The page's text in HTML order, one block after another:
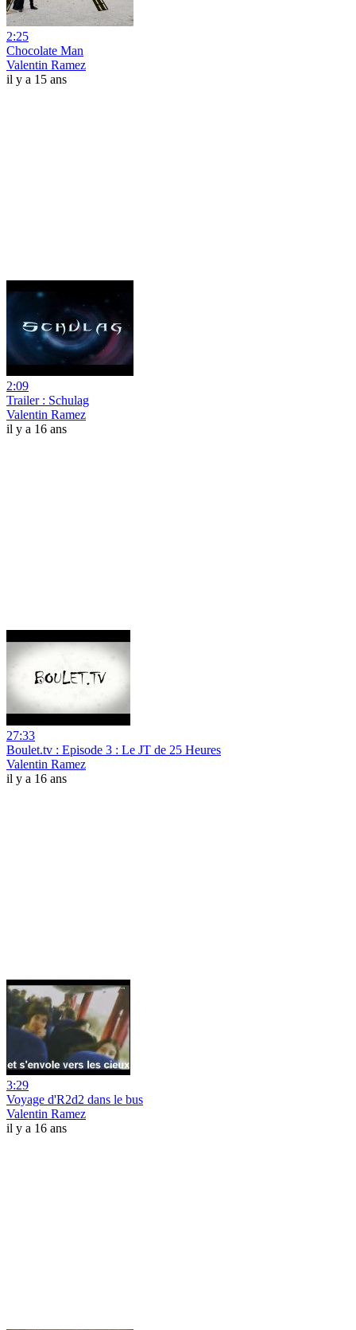
2:25
Chocolate Man
Valentin Ramez
il y a 15 ans
2:09
Trailer : Schulag
Valentin Ramez
il y a 16 ans
27:33
Boulet.tv : Episode 3 : Le JT de 25 Heures
Valentin Ramez
il y a 16 ans
3:29
Voyage d'R2d2 dans le bus
Valentin Ramez
il y a 16 ans